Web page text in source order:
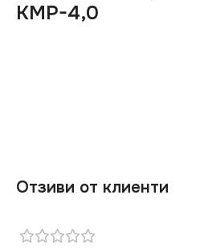
KMP-4,0
Отзиви от клиенти